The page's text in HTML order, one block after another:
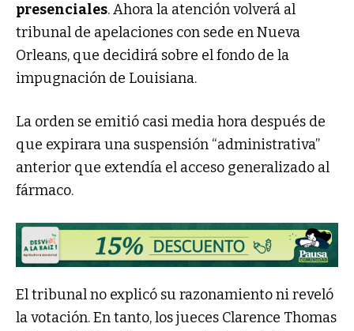
presenciales. Ahora la atención volverá al
tribunal de apelaciones con sede en Nueva
Orleans, que decidirá sobre el fondo de la
impugnación de Louisiana.
La orden se emitió casi media hora después de
que expirara una suspensión “administrativa”
anterior que extendía el acceso generalizado al
fármaco.
El tribunal no explicó su razonamiento ni reveló
la votación. En tanto, los jueces Clarence Thomas